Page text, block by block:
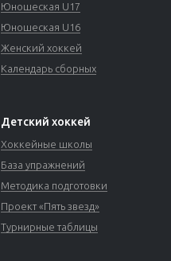
Юношеская U17
Юношеская U16
Женский хоккей
Календарь сборных
Детский хоккей
Хоккейные школы
База упражнений
Методика подготовки
Проект «Пять звезд»
Турнирные таблицы